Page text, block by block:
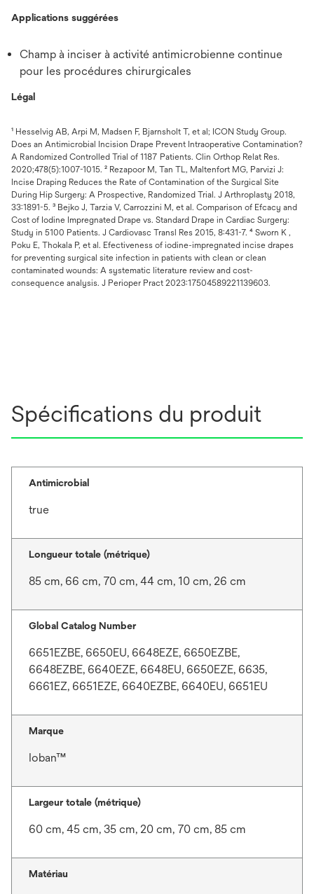
Applications suggérées
Champ à inciser à activité antimicrobienne continue
pour les procédures chirurgicales
Légal
¹ Hesselvig AB, Arpi M, Madsen F, Bjarnsholt T, et al; ICON Study Group.
Does an Antimicrobial Incision Drape Prevent Intraoperative Contamination?
A Randomized Controlled Trial of 1187 Patients. Clin Orthop Relat Res.
2020;478(5):1007-1015. ² Rezapoor M, Tan TL, Maltenfort MG, Parvizi J:
Incise Draping Reduces the Rate of Contamination of the Surgical Site
During Hip Surgery: A Prospective, Randomized Trial. J Arthroplasty 2018,
33:1891-5. ³ Bejko J, Tarzia V, Carrozzini M, et al. Comparison of Efcacy and
Cost of Iodine Impregnated Drape vs. Standard Drape in Cardiac Surgery:
Study in 5100 Patients. J Cardiovasc Transl Res 2015, 8:431-7. ⁴ Sworn K ,
Poku E, Thokala P, et al. Efectiveness of iodine-impregnated incise drapes
for preventing surgical site infection in patients with clean or clean
contaminated wounds: A systematic literature review and cost-
consequence analysis. J Perioper Pract 2023:17504589221139603.
Spécifications du produit
Antimicrobial
true
Longueur totale (métrique)
85 cm, 66 cm, 70 cm, 44 cm, 10 cm, 26 cm
Global Catalog Number
6651EZBE, 6650EU, 6648EZE, 6650EZBE,
6648EZBE, 6640EZE, 6648EU, 6650EZE, 6635,
6661EZ, 6651EZE, 6640EZBE, 6640EU, 6651EU
Marque
Ioban™
Largeur totale (métrique)
60 cm, 45 cm, 35 cm, 20 cm, 70 cm, 85 cm
Matériau